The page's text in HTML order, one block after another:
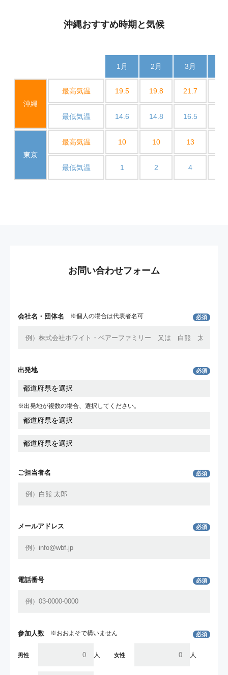
沖縄おすすめ時期と気候
1月 2月 3月
沖縄
最高気温 19.5 19.8 21.7
最低気温 14.6 14.8 16.5
東京
最高気温 10 10 13
最低気温 1 2 4
お問い合わせフォーム
会社名・団体名 ※個人の場合は代表者名可 必須
出発地 必須
※出発地が複数の場合、選択してください。
ご担当者名 必須
メールアドレス 必須
電話番号 必須
参加人数 ※おおよそで構いません 必須
男性 人 女性 人